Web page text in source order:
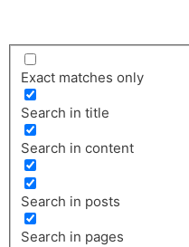
Exact matches only
Search in title
Search in content
Search in posts
Search in pages